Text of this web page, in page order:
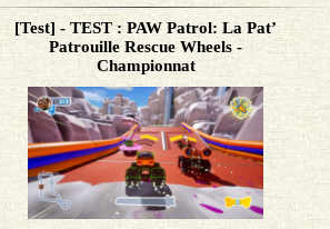
[Test] - TEST : PAW Patrol: La Pat’
Patrouille Rescue Wheels -
Championnat